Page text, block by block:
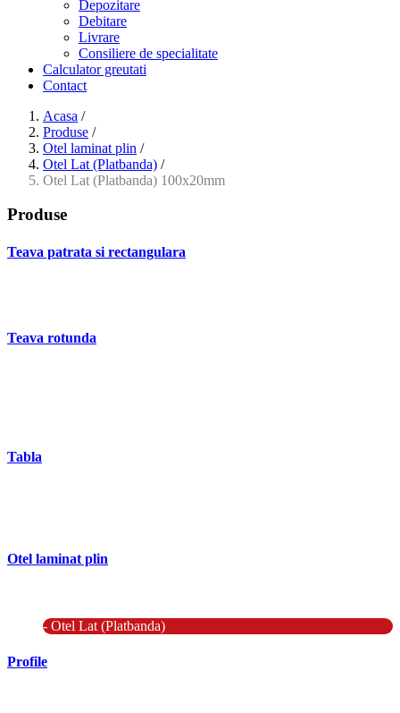
Depozitare
Debitare
Livrare
Consiliere de specialitate
Calculator greutati
Contact
Acasa /
Produse /
Otel laminat plin /
Otel Lat (Platbanda) /
Otel Lat (Platbanda) 100x20mm
Produse
Teava patrata si rectangulara
Teava rotunda
Tabla
Otel laminat plin
- Otel Lat (Platbanda)
Profile